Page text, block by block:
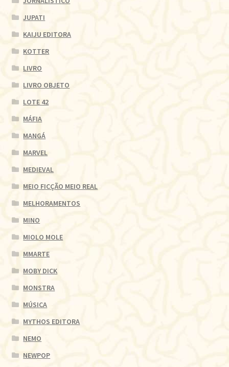
JUPATI
KAIJU EDITORA
KOTTER
LIVRO
LIVRO OBJETO
LOTE 42
MÁFIA
MANGÁ
MARVEL
MEDIEVAL
MEIO FICÇÃO MEIO REAL
MELHORAMENTOS
MINO
MIOLO MOLE
MMARTE
MOBY DICK
MONSTRA
MÚSICA
MYTHOS EDITORA
NEMO
NEWPOP